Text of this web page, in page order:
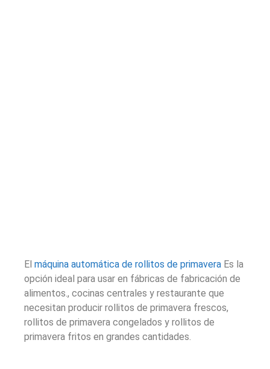
El máquina automática de rollitos de primavera Es la
opción ideal para usar en fábricas de fabricación de
alimentos., cocinas centrales y restaurante que
necesitan producir rollitos de primavera frescos,
rollitos de primavera congelados y rollitos de
primavera fritos en grandes cantidades.